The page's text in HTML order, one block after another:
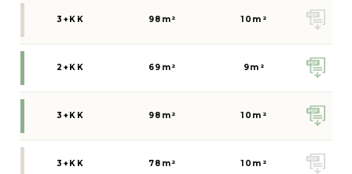
3+KK 98 m² 10 m²
2+KK 69 m² 9m²
3+KK 98 m² 10 m²
3+KK 78 m² 10 m²